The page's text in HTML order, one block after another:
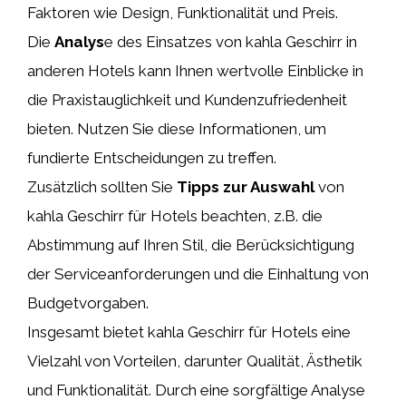
Faktoren wie Design, Funktionalität und Preis.
Die Analyse des Einsatzes von kahla Geschirr in
anderen Hotels kann Ihnen wertvolle Einblicke in
die Praxistauglichkeit und Kundenzufriedenheit
bieten. Nutzen Sie diese Informationen, um
fundierte Entscheidungen zu treffen.
Zusätzlich sollten Sie Tipps zur Auswahlvon
kahla Geschirr für Hotels beachten, z.B. die
Abstimmung auf Ihren Stil, die Berücksichtigung
der Serviceanforderungen und die Einhaltung von
Budgetvorgaben.
Insgesamt bietet kahla Geschirr für Hotels eine
Vielzahl von Vorteilen, darunter Qualität, Ästhetik
und Funktionalität. Durch eine sorgfältige Analyse